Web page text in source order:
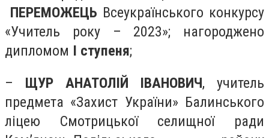
ПЕРЕМОЖЕЦЬ Всеукраїнського конкурсу
«Учитель року – 2023»; нагороджено
дипломом І ступеня;
– ЩУР АНАТОЛІЙ ІВАНОВИЧ, учитель
предмета «Захист України» Балинського
ліцею Смотрицької селищної ради